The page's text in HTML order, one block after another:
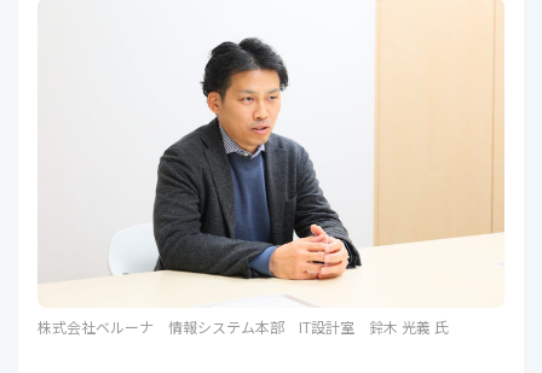
株式会社ベルーナ 情報システム本部 IT設計室 鈴木 光義 氏